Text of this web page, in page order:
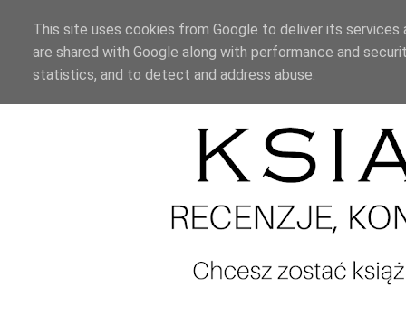
This site uses cookies from Google to deliver its
are shared with Google along with performance and
statistics, and to detect and address abuse.